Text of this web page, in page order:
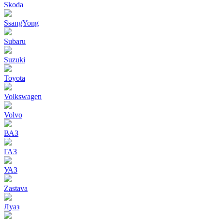
Skoda
SsangYong
Subaru
Suzuki
Toyota
Volkswagen
Volvo
ВАЗ
ГАЗ
УАЗ
Zastava
Луаз